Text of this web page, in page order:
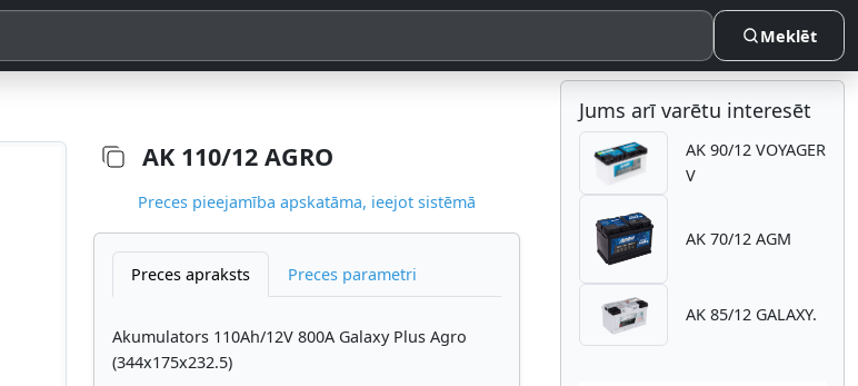
Meklēt
AK 110/12 AGRO
Preces pieejamība apskatāma, ieejot sistēmā
Preces apraksts Preces parametri
Akumulators 110Ah/12V 800A Galaxy Plus Agro
(344x175x232.5)
Jums arī varētu interesēt
AK 90/12 VOYAGER
V
AK 70/12 AGM
AK 85/12 GALAXY.